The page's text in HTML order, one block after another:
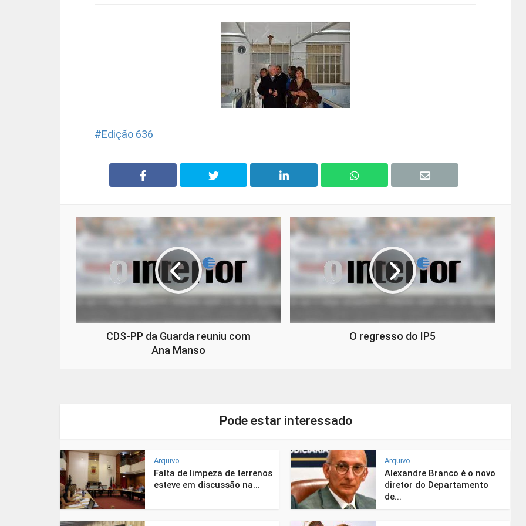
Edição 636
CDS-PP da Guarda reuniu com
Ana Manso
O regresso do IP5
Pode estar interessado
Arquivo
Falta de limpeza de terrenos
esteve em discussão na...
Arquivo
Alexandre Branco é o novo
diretor do Departamento
de...